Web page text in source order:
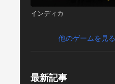
インディカ
他のゲームを見る
最新記事